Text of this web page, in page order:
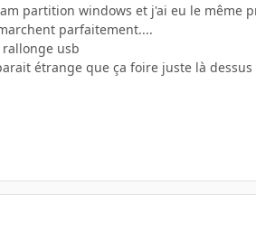
partition windows et j'ai eu le même
parfaitement....
usb
étrange que ça foire juste là